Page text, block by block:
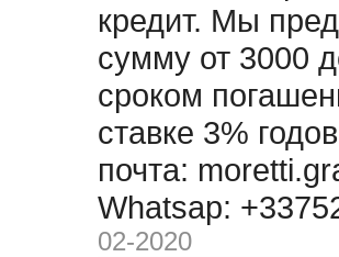
кредит. Мы
сумму от 3000
сроком
ставке 3%
почта:
Whatsap:
02-2020